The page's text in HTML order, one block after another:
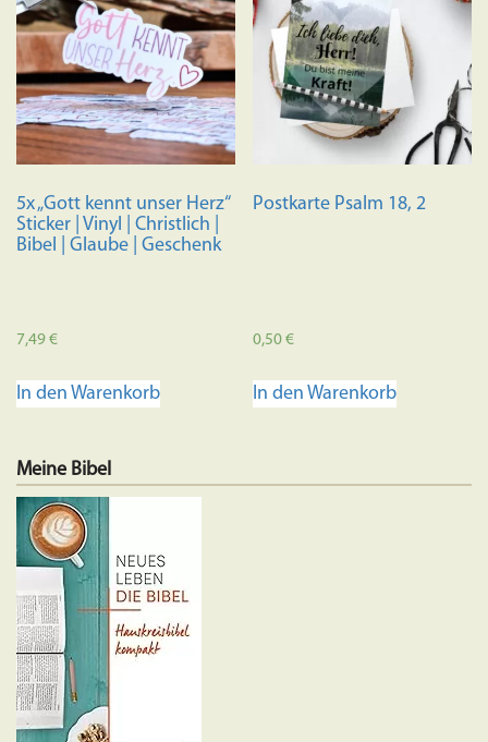
5x „Gott kennt unser Herz“
Sticker | Vinyl | Christlich |
Bibel | Glaube | Geschenk
7,49€
In den Warenkorb
Postkarte Psalm 18, 2
0,50€
In den Warenkorb
Meine Bibel